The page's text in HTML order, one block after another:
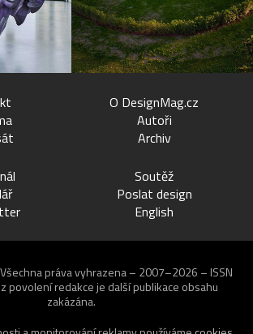
O DesignMag.cz
Autoři
Archiv
Soutěž
Poslat design
English
práva vyhrazena – 2007–2026 – ISSN
povolení redakce je další publikace obsahu
zakázána.